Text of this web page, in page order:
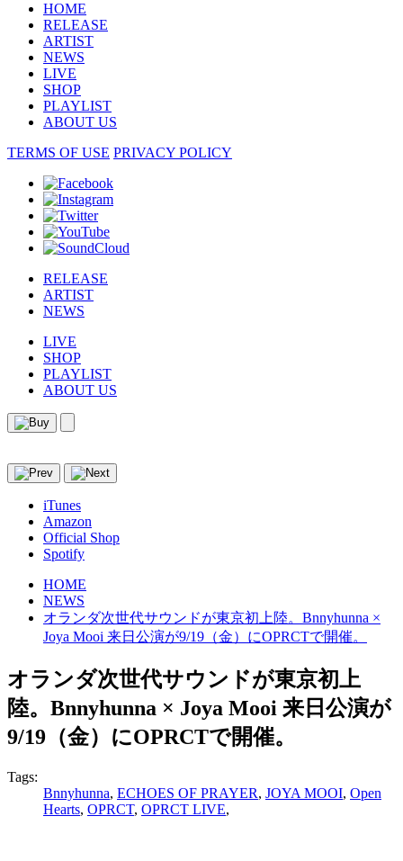
HOME
RELEASE
ARTIST
NEWS
LIVE
SHOP
PLAYLIST
ABOUT US
TERMS OF USE PRIVACY POLICY
RELEASE
ARTIST
NEWS
LIVE
SHOP
PLAYLIST
ABOUT US
iTunes
Amazon
Official Shop
Spotify
HOME
NEWS
オランダ次世代サウンドが東京初上陸。Bnnyhunna ×
Joya Mooi 来日公演が9/19（金）にOPRCTで開催。
オランダ次世代サウンドが東京初上
陸。Bnnyhunna × Joya Mooi 来日公演が
9/19（金）にOPRCTで開催。
Tags:
Bnnyhunna, ECHOES OF PRAYER, JOYA MOOI, Open
Hearts, OPRCT, OPRCT LIVE,